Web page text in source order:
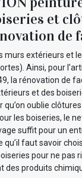
et
de
murs extérieurs et
Ainsi, pour
la rénovation de
et des
oublie
les boiseries, le
suffit pour un
qu’il faut savoir
pour ne pas
des produits